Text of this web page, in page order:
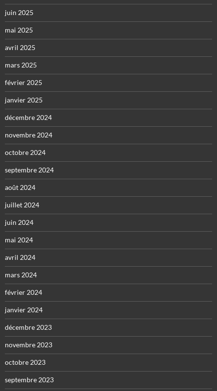
juin 2025
mai 2025
avril 2025
mars 2025
février 2025
janvier 2025
décembre 2024
novembre 2024
octobre 2024
septembre 2024
août 2024
juillet 2024
juin 2024
mai 2024
avril 2024
mars 2024
février 2024
janvier 2024
décembre 2023
novembre 2023
octobre 2023
septembre 2023